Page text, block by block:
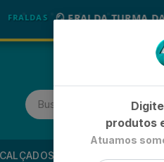
🪞 FRALDA TURMA DA
CALÇADOS
produtos
Atuamos